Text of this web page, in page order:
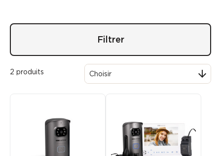
Filtrer
2 produits Choisir 